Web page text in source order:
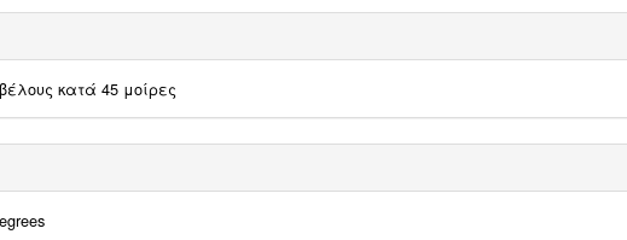
κατά 45 μοίρες